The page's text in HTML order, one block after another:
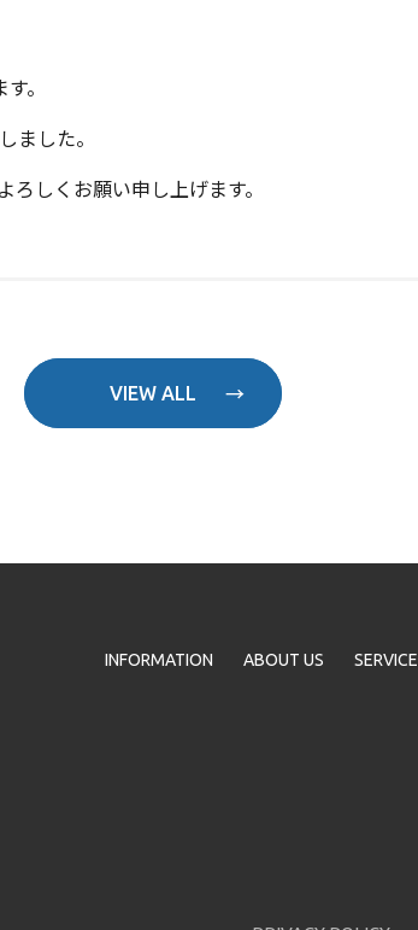
。
ました。
しくお願い申し上げます。
VIEW ALL
INFORMATION ABOUT US SERVICE